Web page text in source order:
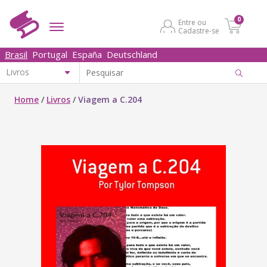
Entre ou
Cadastre-se
0
Brasil Portugal España Deutschland
Home / Livros /Viagem a C.204